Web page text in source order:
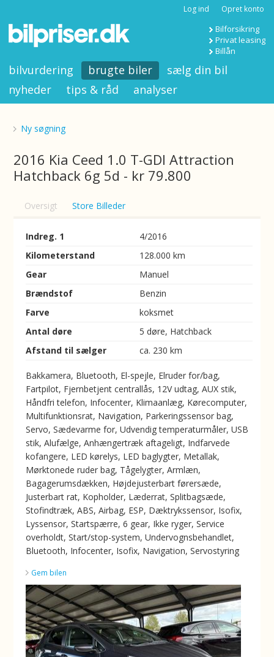
Log ind Opret konto
Bilforsikring
Privat leasing
Billån
bilvurdering brugte biler
sælg din bil
nyheder
tips & råd analyser
Ny søgning
2016 Kia Ceed 1.0 T-GDI Attraction
Hatchback 6g 5d - kr 79.800
Oversigt Store Billeder
Indreg. 1
4/2016
Kilometerstand
128.000 km
Gear
Manuel
Brændstof
Benzin
Farve
koksmet
Antal døre
5 døre, Hatchback
Afstand til sælger
ca. 230 km
Bakkamera, Bluetooth, El-spejle, Elruder for/bag,
Fartpilot, Fjernbetjent centrallås, 12V udtag, AUX stik,
Håndfri telefon, Infocenter, Klimaanlæg, Kørecomputer,
Multifunktionsrat, Navigation, Parkeringssensor bag,
Servo, Sædevarme for, Udvendig temperaturmåler, USB
stik, Alufælge, Anhængertræk aftageligt, Indfarvede
kofangere, LED kørelys, LED baglygter, Metallak,
Mørktonede ruder bag, Tågelygter, Armlæn,
Bagagerumsdækken, Højdejusterbart førersæde,
Justerbart rat, Kopholder, Læderrat, Splitbagsæde,
Stofindtræk, ABS, Airbag, ESP, Dæktrykssensor, Isofix,
Lyssensor, Startspærre, 6 gear, Ikke ryger, Service
overholdt, Start/stop-system, Undervognsbehandlet,
Bluetooth, Infocenter, Isofix, Navigation, Servostyring
Gem bilen